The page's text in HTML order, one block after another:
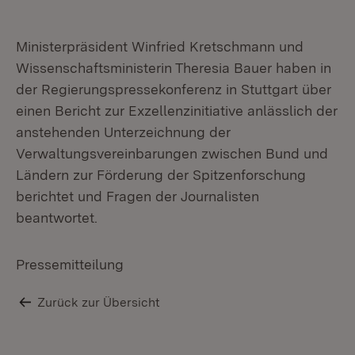
Ministerpräsident Winfried Kretschmann und
Wissenschaftsministerin Theresia Bauer haben in
der Regierungspressekonferenz in Stuttgart über
einen Bericht zur Exzellenzinitiative anlässlich der
anstehenden Unterzeichnung der
Verwaltungsvereinbarungen zwischen Bund und
Ländern zur Förderung der Spitzenforschung
berichtet und Fragen der Journalisten
beantwortet.
Pressemitteilung
Zurück zur Übersicht